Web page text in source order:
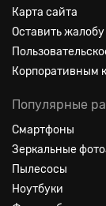
Карта сайта
Оставить жалобу
Корпоративным
Популярные
Смартфоны
Зеркальные
Пылесосы
Ноутбуки